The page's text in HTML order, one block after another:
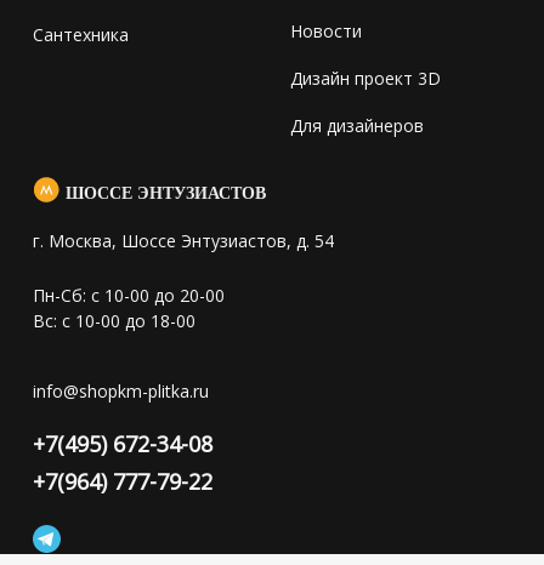
Сантехника Новости
Дизайн проект 3D
Для дизайнеров
ШОССЕ ЭНТУЗИАСТОВ
г. Москва, Шоссе Энтузиастов, д. 54
Пн-Сб: с 10-00 до 20-00
Вс: с 10-00 до 18-00
info@shopkm-plitka.ru
+7(495) 672-34-08
+7(964) 777-79-22